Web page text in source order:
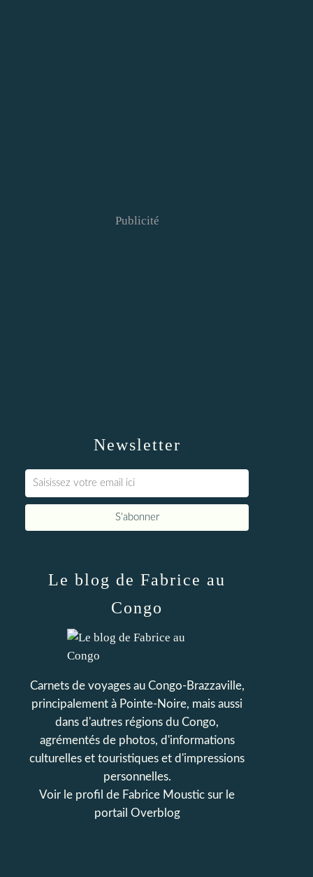
Newsletter
Publicité
Le blog de Fabrice au
Congo
Carnets de voyages au Congo-Brazzaville,
principalement à Pointe-Noire, mais aussi
dans d'autres régions du Congo,
agrémentés de photos, d'informations
culturelles et touristiques et d'impressions
personnelles.
Voir le profil de Fabrice Moustic sur le
portail Overblog